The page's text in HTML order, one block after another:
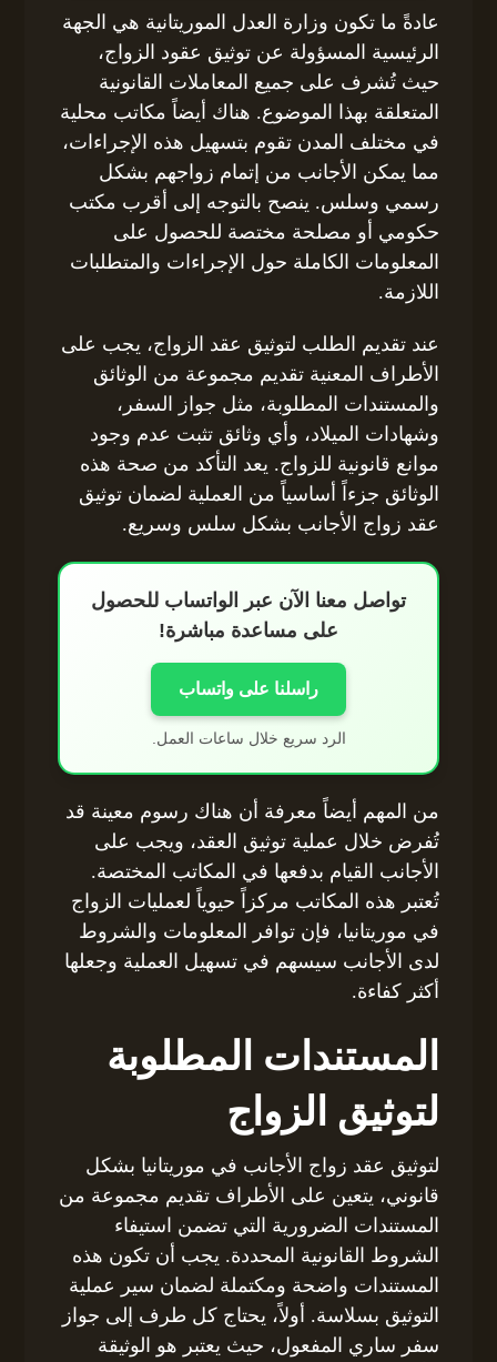
عادةً ما تكون وزارة العدل الموريتانية هي الجهة
الرئيسية المسؤولة عن توثيق عقود الزواج،
حيث تُشرف على جميع المعاملات القانونية
المتعلقة بهذا الموضوع. هناك أيضاً مكاتب محلية
في مختلف المدن تقوم بتسهيل هذه الإجراءات،
مما يمكن الأجانب من إتمام زواجهم بشكل
رسمي وسلس. ينصح بالتوجه إلى أقرب مكتب
حكومي أو مصلحة مختصة للحصول على
المعلومات الكاملة حول الإجراءات والمتطلبات
اللازمة.
عند تقديم الطلب لتوثيق عقد الزواج، يجب على
الأطراف المعنية تقديم مجموعة من الوثائق
والمستندات المطلوبة، مثل جواز السفر،
وشهادات الميلاد، وأي وثائق تثبت عدم وجود
موانع قانونية للزواج. يعد التأكد من صحة هذه
الوثائق جزءاً أساسياً من العملية لضمان توثيق
عقد زواج الأجانب بشكل سلس وسريع.
تواصل معنا الآن عبر الواتساب للحصول
على مساعدة مباشرة!
راسلنا على واتساب
الرد سريع خلال ساعات العمل.
من المهم أيضاً معرفة أن هناك رسوم معينة قد
تُفرض خلال عملية توثيق العقد، ويجب على
الأجانب القيام بدفعها في المكاتب المختصة.
تُعتبر هذه المكاتب مركزاً حيوياً لعمليات الزواج
في موريتانيا، فإن توافر المعلومات والشروط
لدى الأجانب سيسهم في تسهيل العملية وجعلها
أكثر كفاءة.
المستندات المطلوبة
لتوثيق الزواج
لتوثيق عقد زواج الأجانب في موريتانيا بشكل
قانوني، يتعين على الأطراف تقديم مجموعة من
المستندات الضرورية التي تضمن استيفاء
الشروط القانونية المحددة. يجب أن تكون هذه
المستندات واضحة ومكتملة لضمان سير عملية
التوثيق بسلاسة. أولاً، يحتاج كل طرف إلى جواز
سفر ساري المفعول، حيث يعتبر هو الوثيقة